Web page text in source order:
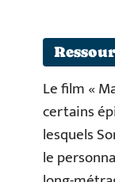
Le film «
certains
lesquels
le